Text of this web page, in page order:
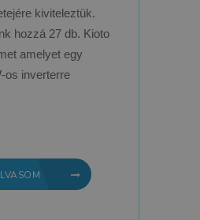
kiviteleztük.
hozzá 27 db. Kioto
amelyet egy
os inverterre